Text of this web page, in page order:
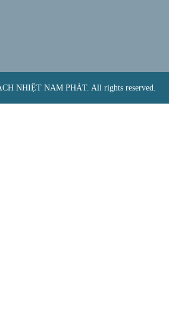
NHIỆT NAM PHÁT. All rights reserved.